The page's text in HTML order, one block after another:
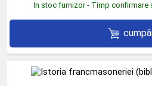
In stoc furnizor - Timp confirmare